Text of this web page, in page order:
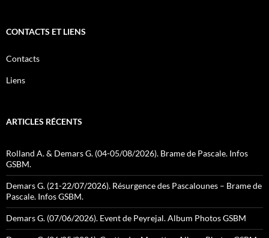
CONTACTS ET LIENS
Contacts
Liens
ARTICLES RÉCENTS
Rolland A. & Demars G. (04-05/08/2026). Brame de Pascale. Infos
GSBM.
Demars G. (21-22/07/2026). Résurgence des Pascalounes – Brame de
Pascale. Infos GSBM.
Demars G. (07/06/2026). Event de Peyrejal. Album Photos GSBM